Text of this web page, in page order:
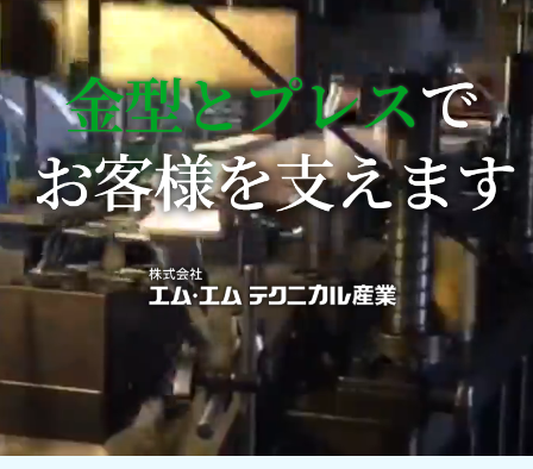
製品紹介
お問合せ